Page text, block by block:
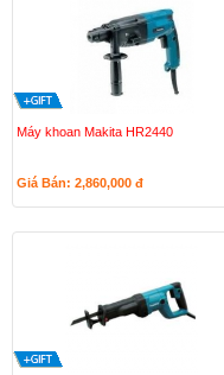
Máy khoan Makita HR2440
Giá Bán: 2,860,000 đ